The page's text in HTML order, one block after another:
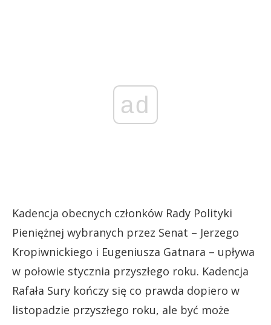
ad
Kadencja obecnych członków Rady Polityki
Pieniężnej wybranych przez Senat – Jerzego
Kropiwnickiego i Eugeniusza Gatnara – upływa
w połowie stycznia przyszłego roku. Kadencja
Rafała Sury kończy się co prawda dopiero w
listopadzie przyszłego roku, ale być może